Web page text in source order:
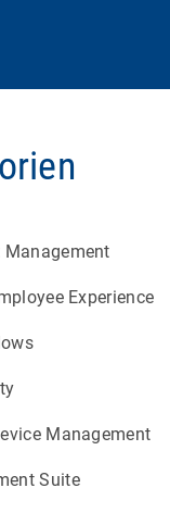
Management
Experience
Management
Suite